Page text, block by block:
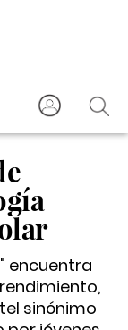
encuentra
sinónimo